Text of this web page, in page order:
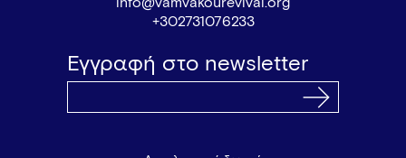
+302731076233
Εγγραφή στο newsletter